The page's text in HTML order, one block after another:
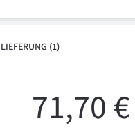
LIEFERUNG (1)
71,70 €